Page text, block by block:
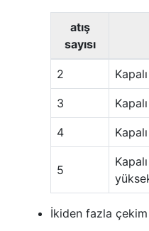
atış
sayısı
2
3
4
5
İkiden fazla